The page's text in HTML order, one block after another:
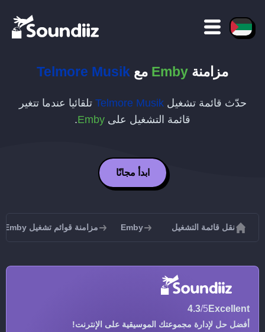
مزامنة Emby مع Telmore Musik
حدّث قائمة تشغيلTelmore Musik تلقائيا عندما تتغير
قائمة التشغيل على Emby
.
ابدأ مجانًا
نقل قائمة التشغيل Emby مزامنة قوائم تشغيل Emby
Excellent
4.3/5
أفضل حل لإدارة مجموعتك الموسيقية على الإنترنت!